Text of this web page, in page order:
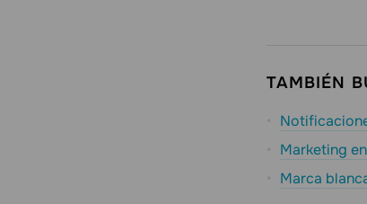
TAMBIÉN
Marketing
Marca